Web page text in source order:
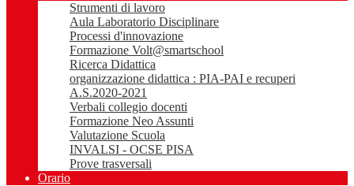
Strumenti di lavoro
Aula Laboratorio Disciplinare
Processi d'innovazione
Formazione Volt@smartschool
Ricerca Didattica
organizzazione didattica : PIA-PAI e recuperi
A.S.2020-2021
Verbali collegio docenti
Formazione Neo Assunti
Valutazione Scuola
INVALSI - OCSE PISA
Prove trasversali
Orario